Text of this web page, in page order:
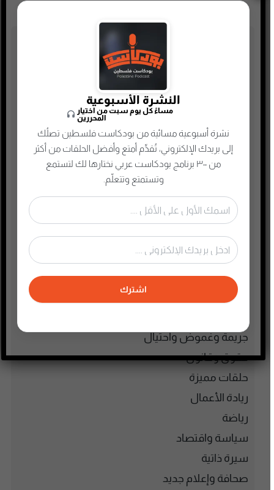
تصنيفات البودكاست
إدارة وتسويق
اجتماعي وحواري
التجارة الإلكترونية
الذاكرة الشعبية الفلسطينية
الذكاء الإصطناعي
الطفل والحياة الأسرية
تاريخ فلسطين
تعليم وثقافة
جريمة وغموض واحتيال
حقوق وقانون
حلقات مميزة
ريادة الأعمال
رياضة
سياسة واقتصاد
سيرة ذاتية
صحافة وإعلام جديد
النشرة الأسبوعية
مساءً كل يوم سبت من اختيار
المحررين
نشرة أسبوعية مسائية من بودكاست فلسطين تصلُك
إلى بريدك الإلكتروني، تُقدِّم أمتع وأفضل الحلقات من أكثر
من ٣٠٠ برنامج بودكاست عربي نختارها لك لتستمع
وتستمتع وتتعلّم.
اشترك